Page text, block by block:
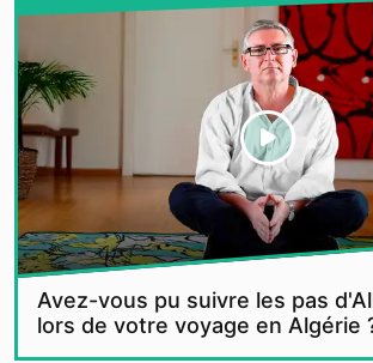
Avez-vous pu suivre les pas
lors de votre voyage en Algérie